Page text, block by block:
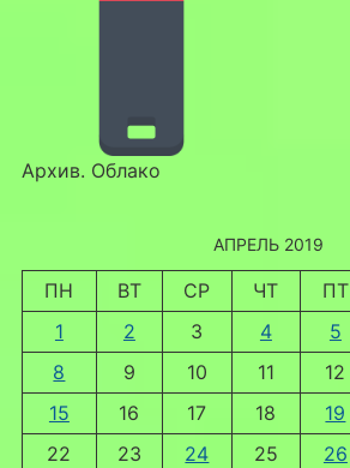
Архив. Облако
АПРЕЛЬ 2019
ПН ВТ СР ЧТ ПТ
1
2 3 4 5
8
9 10 11 12
15
16 17 18 19
22
23 24 25 26